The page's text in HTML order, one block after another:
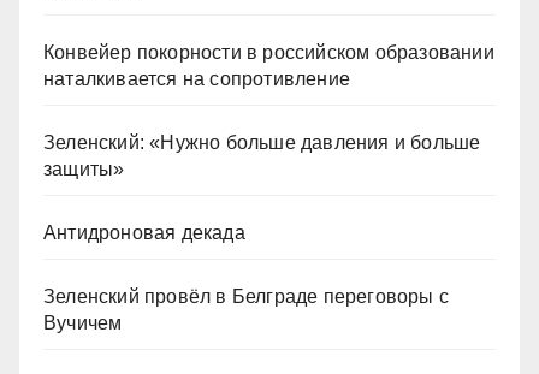
Конвейер покорности в российском образовании
наталкивается на сопротивление
Зеленский: «Нужно больше давления и больше
защиты»
Антидроновая декада
Зеленский провёл в Белграде переговоры с
Вучичем